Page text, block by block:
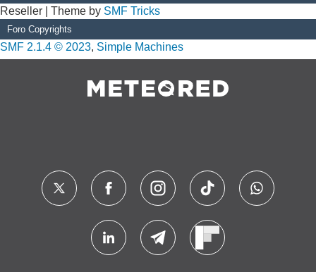
Reseller | Theme by SMF Tricks
Foro Copyrights
SMF 2.1.4 © 2023, Simple Machines